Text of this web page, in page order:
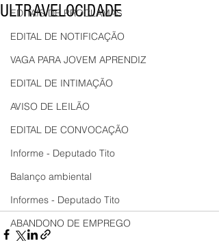
EDITAIS DE PROCLAMAS
EDITAL DE NOTIFICAÇÃO
VAGA PARA JOVEM APRENDIZ
EDITAL DE INTIMAÇÃO
AVISO DE LEILÃO
EDITAL DE CONVOCAÇÃO
Informe - Deputado Tito
Balanço ambiental
Informes - Deputado Tito
ABANDONO DE EMPREGO
ULTRAVELOCIDADE